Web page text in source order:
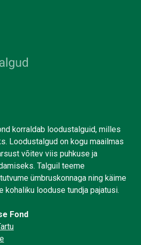
korraldab loodustalguid, milles
Loodustalgud on kogu maailmas
võitev viis puhkuse ja
Talguil teeme
ümbruskonnaga ning käime
kohaliku looduse tundja pajatusi.
Fond